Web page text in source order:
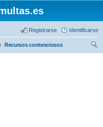
Identificarse
Registrarse
Recursos contenciosos